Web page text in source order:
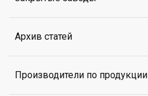
Архив статей
Производители по продукции